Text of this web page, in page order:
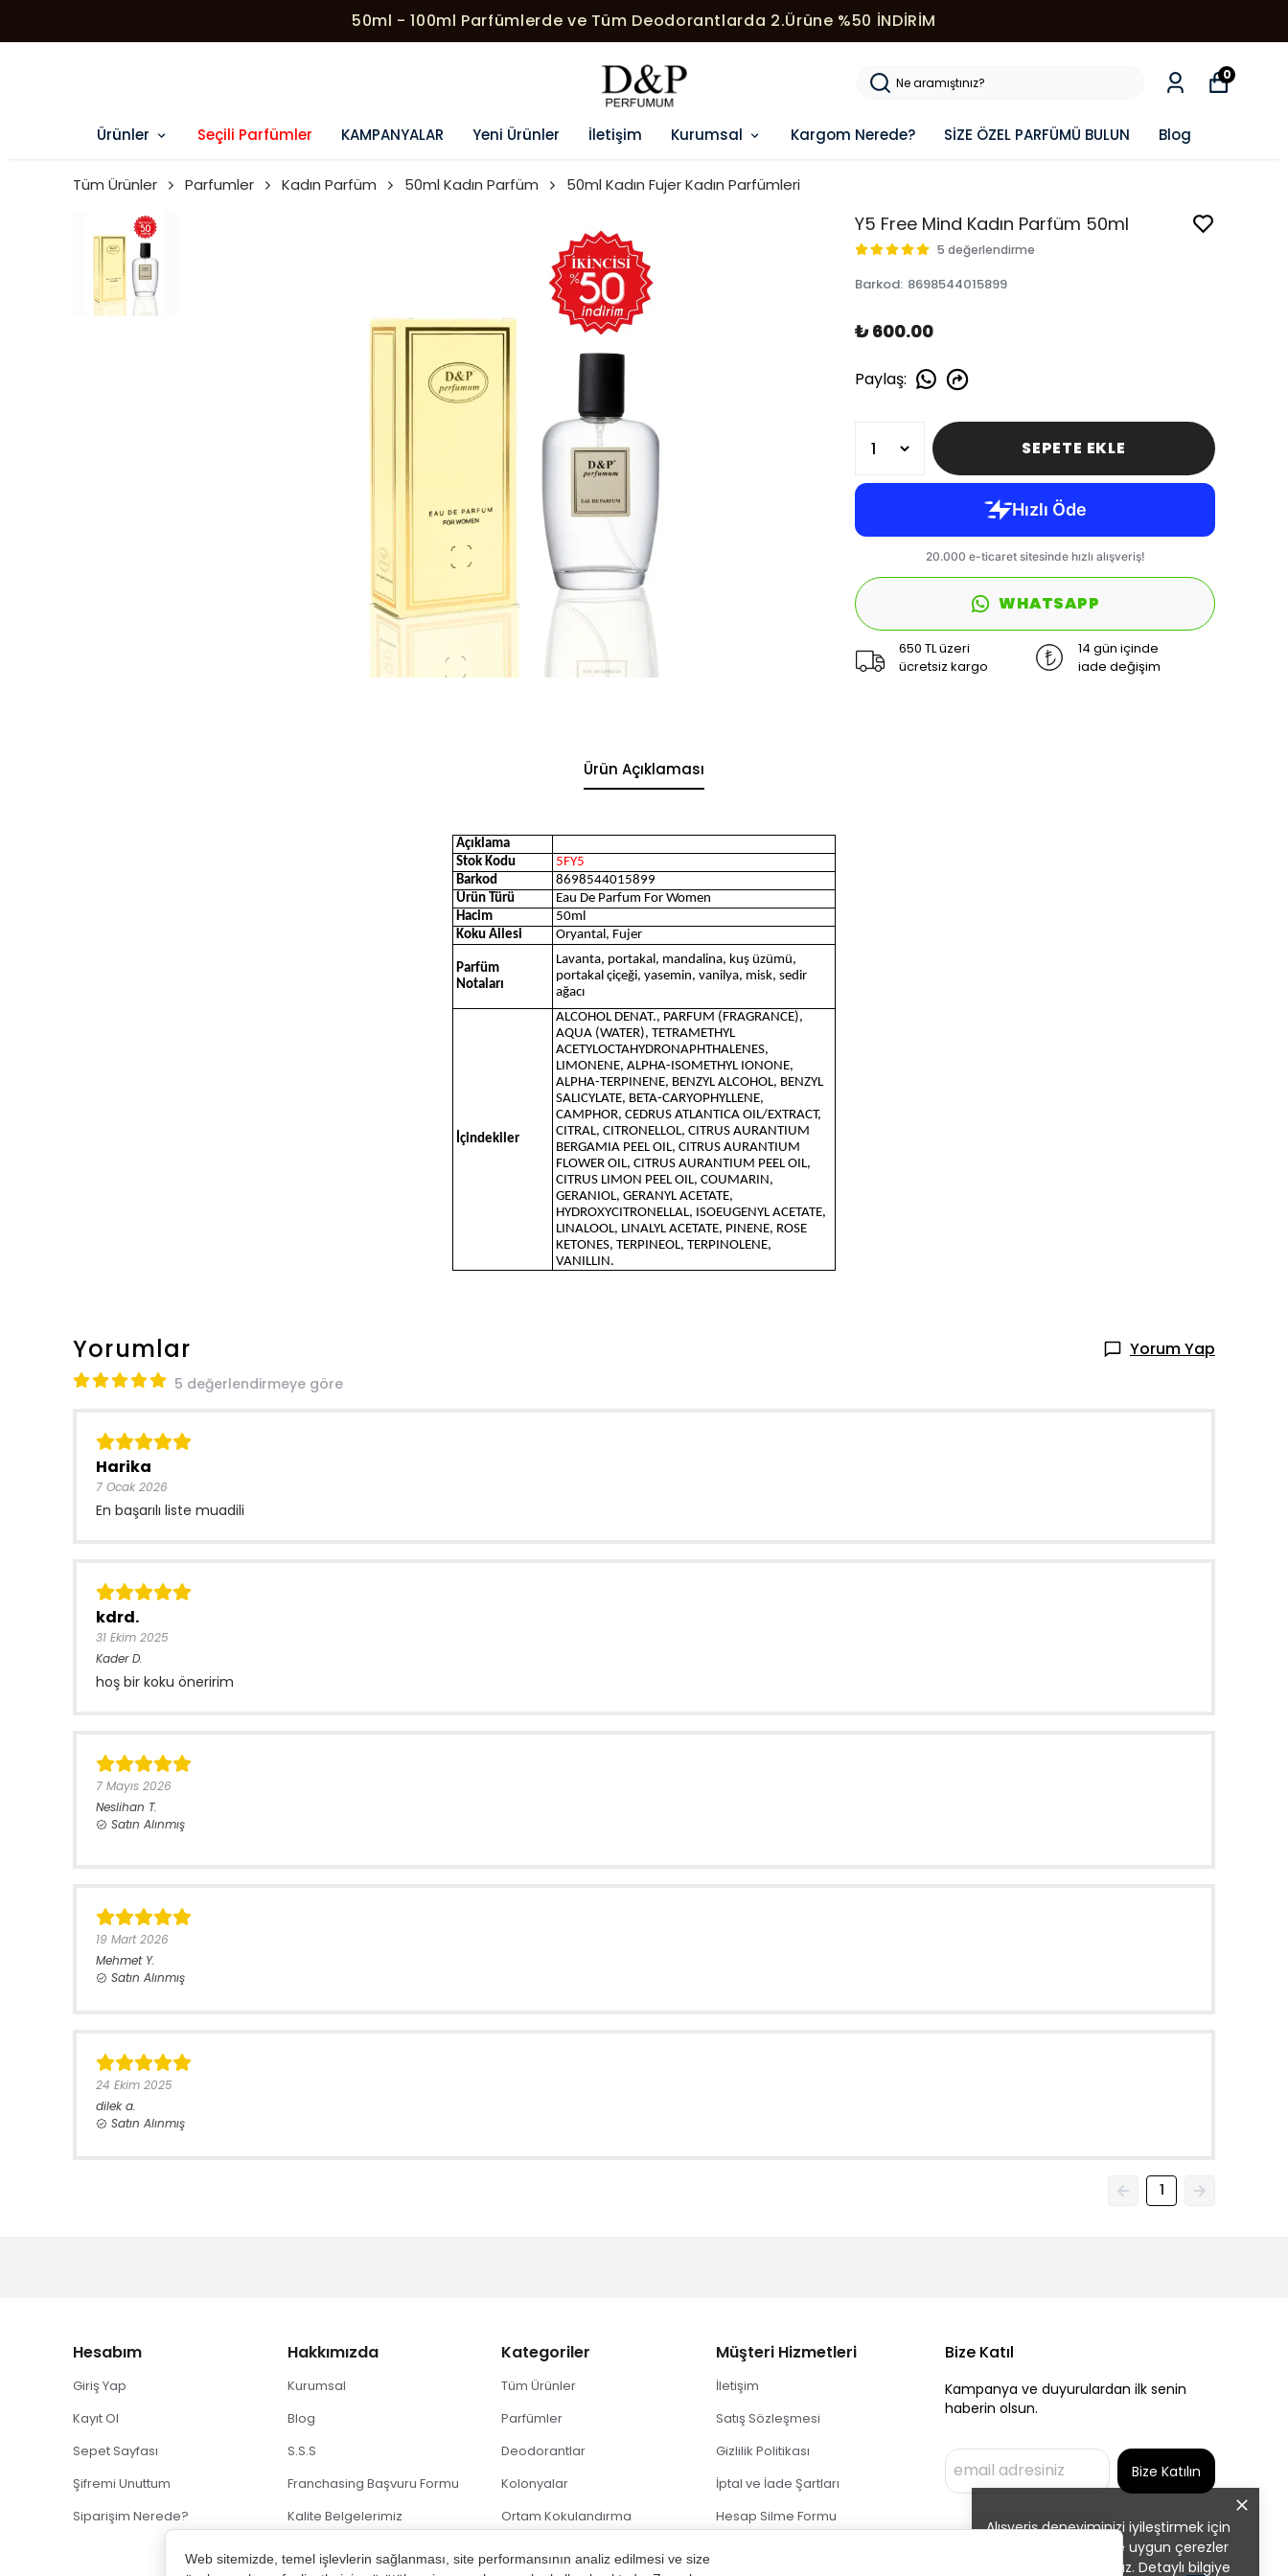
Web sitemizde, temel işlevlerin sağlanması, site performansının analiz edilmesi ve size
50ml - 100ml Parfümlerde ve Tüm Deodorantlarda 2.Ürüne %50 İNDİRİM
Ürünler Seçili Parfümler KAMPANYALAR Yeni Ürünler İletişim Kurumsal Kargom Nerede? SİZE ÖZEL PARFÜMÜ BULUN Blog
0
Alışveriş deneyiminizi iyileştirmek için
yasal düzenlemelere uygun çerezler
(cookies) kullanıyoruz. Detaylı bilgiye
Tüm Ürünler Parfumler Kadın Parfüm 50ml Kadın Parfüm 50ml Kadın Fujer Kadın Parfümleri
Y5 Free Mind Kadın Parfüm 50ml
5 değerlendirme
Barkod: 8698544015899
₺ 600.00
Paylaş:
SEPETE EKLE
WHATSAPP
650 TL üzeri
ücretsiz kargo
14 gün içinde
iade değişim
Ürün Açıklaması
Açıklama
Stok Kodu
5FY5
Barkod
8698544015899
Ürün Türü
Eau De Parfum For Women
Hacim
50ml
Koku Ailesi
Oryantal, Fujer
Parfüm
Notaları
Lavanta, portakal, mandalina, kuş üzümü,
portakal çiçeği, yasemin, vanilya, misk, sedir
ağacı
İçindekiler
ALCOHOL DENAT., PARFUM (FRAGRANCE),
AQUA (WATER), TETRAMETHYL
ACETYLOCTAHYDRONAPHTHALENES,
LIMONENE, ALPHA-ISOMETHYL IONONE,
ALPHA-TERPINENE, BENZYL ALCOHOL, BENZYL
SALICYLATE, BETA-CARYOPHYLLENE,
CAMPHOR, CEDRUS ATLANTICA OIL/EXTRACT,
CITRAL, CITRONELLOL, CITRUS AURANTIUM
BERGAMIA PEEL OIL, CITRUS AURANTIUM
FLOWER OIL, CITRUS AURANTIUM PEEL OIL,
CITRUS LIMON PEEL OIL, COUMARIN,
GERANIOL, GERANYL ACETATE,
HYDROXYCITRONELLAL, ISOEUGENYL ACETATE,
LINALOOL, LINALYL ACETATE, PINENE, ROSE
KETONES, TERPINEOL, TERPINOLENE,
VANILLIN.
Yorumlar Yorum Yap
5 değerlendirmeye göre
Harika
7 Ocak 2026
En başarılı liste muadili
kdrd.
31 Ekim 2025
Kader D.
hoş bir koku öneririm
7 Mayıs 2026
Neslihan T.
Satın Alınmış
19 Mart 2026
Mehmet Y.
Satın Alınmış
24 Ekim 2025
dilek a.
Satın Alınmış
1
Hesabım
Giriş Yap
Kayıt Ol
Sepet Sayfası
Şifremi Unuttum
Siparişim Nerede?
Hakkımızda
Kurumsal
Blog
S.S.S
Franchasing Başvuru Formu
Kalite Belgelerimiz
Kategoriler
Tüm Ürünler
Parfümler
Deodorantlar
Kolonyalar
Ortam Kokulandırma
Müşteri Hizmetleri
İletişim
Satış Sözleşmesi
Gizlilik Politikası
İptal ve İade Şartları
Hesap Silme Formu
Bize Katıl
Kampanya ve duyurulardan ilk senin
haberin olsun.
Bize Katılın